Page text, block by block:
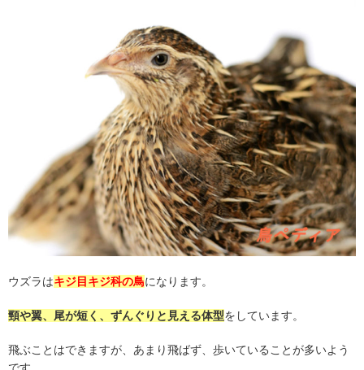
ウズラはキジ目キジ科の鳥になります。
頸や翼、尾が短く、ずんぐりと見える体型をしています。
飛ぶことはできますが、あまり飛ばず、歩いていることが多いよう